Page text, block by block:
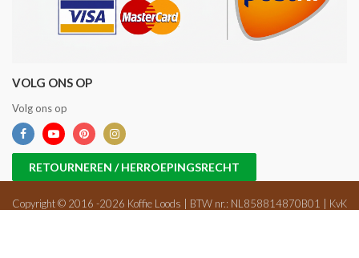
VOLG ONS OP
Volg ons op
RETOURNEREN / HERROEPINGSRECHT
Copyright © 2016 -2026 Koffie Loods | BTW nr.: NL858814870B01 | KvK